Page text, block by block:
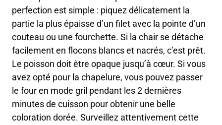
perfection est simple : piquez délicatement la
partie la plus épaisse d’un filet avec la pointe d’un
couteau ou une fourchette. Si la chair se détache
facilement en flocons blancs et nacrés, c’est prêt.
Le poisson doit être opaque jusqu’à cœur. Si vous
avez opté pour la chapelure, vous pouvez passer
le four en mode gril pendant les 2 dernières
minutes de cuisson pour obtenir une belle
coloration dorée. Surveillez attentivement cette